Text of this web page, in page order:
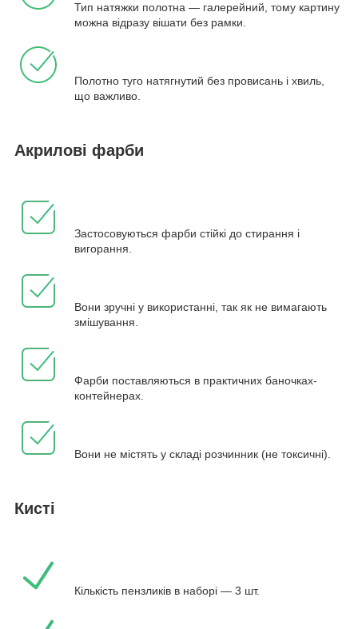
Тип натяжки полотна — галерейний, тому картину
можна відразу вішати без рамки.
Полотно туго натягнутий без провисань і хвиль,
що важливо.
Акрилові фарби
Застосовуються фарби стійкі до стирання і
вигорання.
Вони зручні у використанні, так як не вимагають
змішування.
Фарби поставляються в практичних баночках-
контейнерах.
Вони не містять у складі розчинник (не токсичні).
Кисті
Кількість пензликів в наборі — 3 шт.